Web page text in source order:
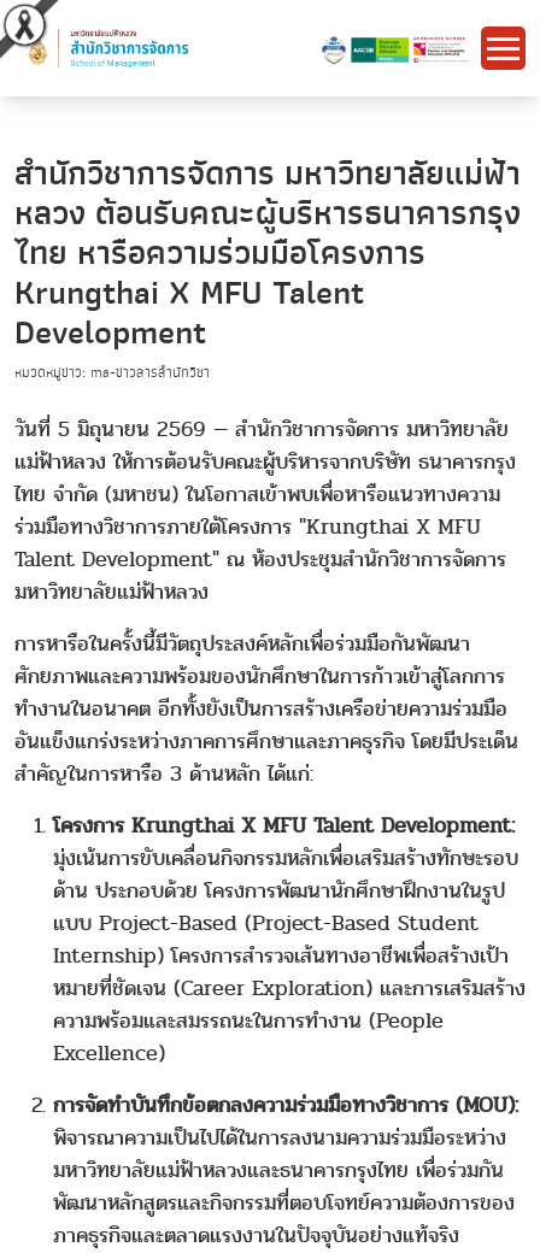
สำนักวิชาการจัดการ มหาวิทยาลัยแม่ฟ้า
หลวง ต้อนรับคณะผู้บริหารธนาคารกรุง
ไทย หารือความร่วมมือโครงการ
Krungthai X MFU Talent
Development
หมวดหมู่ข่าว: ma-ข่าวสารสำนักวิชา
วันที่ 5 มิถุนายน 2569 — สำนักวิชาการจัดการ มหาวิทยาลัย
แม่ฟ้าหลวง ให้การต้อนรับคณะผู้บริหารจากบริษัท ธนาคารกรุง
ไทย จำกัด (มหาชน) ในโอกาสเข้าพบเพื่อหารือแนวทางความ
ร่วมมือทางวิชาการภายใต้โครงการ "Krungthai X MFU
Talent Development" ณ ห้องประชุมสำนักวิชาการจัดการ
มหาวิทยาลัยแม่ฟ้าหลวง
การหารือในครั้งนี้มีวัตถุประสงค์หลักเพื่อร่วมมือกันพัฒนา
ศักยภาพและความพร้อมของนักศึกษาในการก้าวเข้าสู่โลกการ
ทำงานในอนาคต อีกทั้งยังเป็นการสร้างเครือข่ายความร่วมมือ
อันแข็งแกร่งระหว่างภาคการศึกษาและภาคธุรกิจ โดยมีประเด็น
สำคัญในการหารือ 3 ด้านหลัก ได้แก่:
โครงการ Krungthai X MFU Talent Development:
มุ่งเน้นการขับเคลื่อนกิจกรรมหลักเพื่อเสริมสร้างทักษะรอบ
ด้าน ประกอบด้วย โครงการพัฒนานักศึกษาฝึกงานในรูป
แบบ Project-Based (Project-Based Student
Internship) โครงการสำรวจเส้นทางอาชีพเพื่อสร้างเป้า
หมายที่ชัดเจน (Career Exploration) และการเสริมสร้าง
ความพร้อมและสมรรถนะในการทำงาน (People
Excellence)
การจัดทำบันทึกข้อตกลงความร่วมมือทางวิชาการ (MOU):
พิจารณาความเป็นไปได้ในการลงนามความร่วมมือระหว่าง
มหาวิทยาลัยแม่ฟ้าหลวงและธนาคารกรุงไทย เพื่อร่วมกัน
พัฒนาหลักสูตรและกิจกรรมที่ตอบโจทย์ความต้องการของ
ภาคธุรกิจและตลาดแรงงานในปัจจุบันอย่างแท้จริง